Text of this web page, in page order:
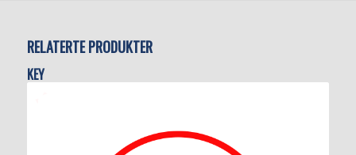
RELATERTE PRODUKTER
KEY